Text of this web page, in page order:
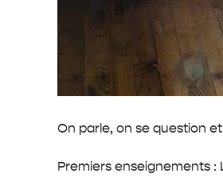
On parle, on se question
Premiers enseignements :